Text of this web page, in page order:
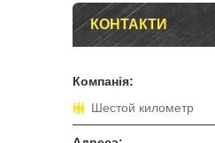
КОНТАКТИ
Шестой километр